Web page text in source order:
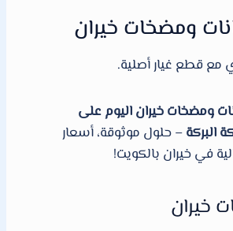
ومضخات خيران
مع قطع غيار أصلية.
ومضخات خيران اليوم على
البركة– حلول موثوقة، أسعار
في خيران بالكويت!
خيران